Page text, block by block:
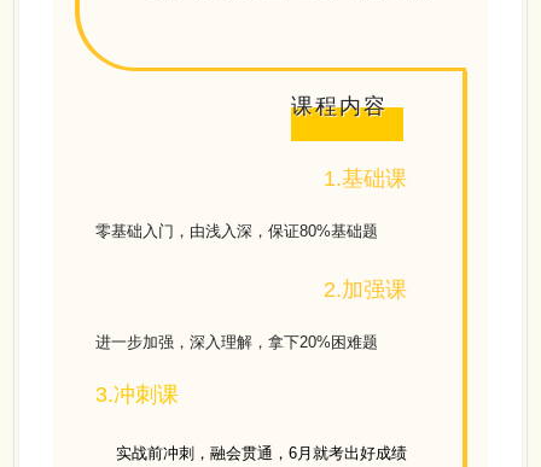
课程内容
1.基础课
零基础入门，由浅入深，保证80%基础题
2.加强课
进一步加强，深入理解，拿下20%困难题
3.冲刺课
实战前冲刺，融会贯通，6月就考出好成绩